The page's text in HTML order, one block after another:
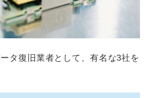
タ復旧業者として、有名な3社を